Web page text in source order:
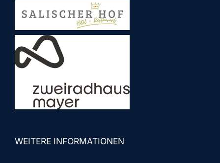
WEITERE INFORMATIONEN